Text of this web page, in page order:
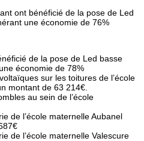
ont bénéficié de la pose de Led
une économie de 76%
de la pose de Led basse
économie de 78%
sur les toitures de l’école
montant de 63 214€.
au sein de l’école
de l’école maternelle Aubanel
de l’école maternelle Valescure